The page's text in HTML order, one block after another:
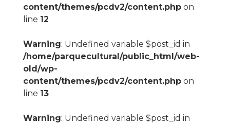
content/themes/pcdv2/content.phpon
line 12
Warning: Undefined variable $post_id in
/home/parquecultural/public_html/web-
old/wp-
content/themes/pcdv2/content.phpon
line 13
Warning: Undefined variable $post_id in